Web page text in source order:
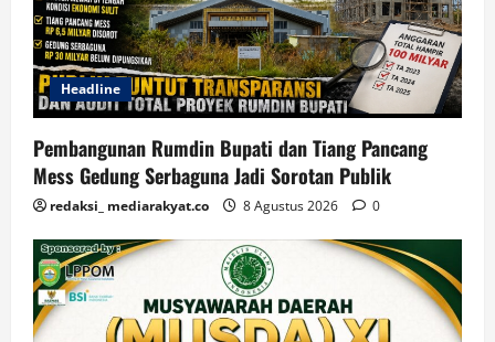
Headline
Pembangunan Rumdin Bupati dan Tiang Pancang
Mess Gedung Serbaguna Jadi Sorotan Publik
redaksi_ mediarakyat.co 8 Agustus 2026 0